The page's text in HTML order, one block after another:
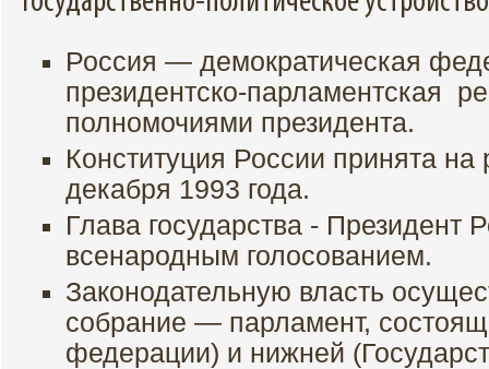
Россия — демократическая
президентско-парламентская
полномочиями президента.
Конституция России принята
декабря 1993 года.
Глава государства - Президент
всенародным голосованием.
Законодательную власть
собрание — парламент,
федерации) и нижней